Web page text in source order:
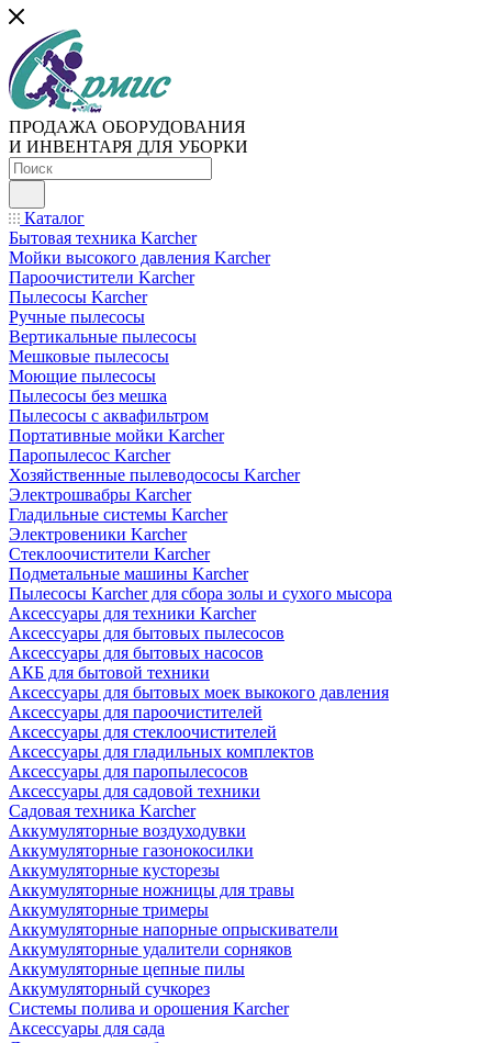
ПРОДАЖА ОБОРУДОВАНИЯ
И ИНВЕНТАРЯ ДЛЯ УБОРКИ
Каталог
Бытовая техника Karcher
Мойки высокого давления Karcher
Пароочистители Karcher
Пылесосы Karcher
Ручные пылесосы
Вертикальные пылесосы
Мешковые пылесосы
Моющие пылесосы
Пылесосы без мешка
Пылесосы с аквафильтром
Портативные мойки Karcher
Паропылесос Karcher
Хозяйственные пылеводососы Karcher
Электрошвабры Karcher
Гладильные системы Karcher
Электровеники Karcher
Стеклоочистители Karcher
Подметальные машины Karcher
Пылесосы Karcher для сбора золы и сухого мысора
Аксессуары для техники Karcher
Аксессуары для бытовых пылесосов
Аксессуары для бытовых насосов
АКБ для бытовой техники
Аксессуары для бытовых моек выкокого давления
Аксессуары для пароочистителей
Аксессуары для стеклоочистителей
Аксессуары для гладильных комплектов
Аксессуары для паропылесосов
Аксессуары для садовой техники
Садовая техника Karcher
Аккумуляторные воздуходувки
Аккумуляторные газонокосилки
Аккумуляторные кусторезы
Аккумуляторные ножницы для травы
Аккумуляторные тримеры
Аккумуляторные напорные опрыскиватели
Аккумуляторные удалители сорняков
Аккумуляторные цепные пилы
Аккумуляторный сучкорез
Системы полива и орошения Karcher
Аксессуары для сада